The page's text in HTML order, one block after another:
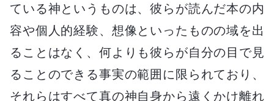
ている神というものは、彼らが読んだ本の内
容や個人的経験、想像といったものの域を出
ることはなく、何よりも彼らが自分の目で見
ることのできる事実の範囲に限られており、
それらはすべて真の神自身から遠くかけ離れ